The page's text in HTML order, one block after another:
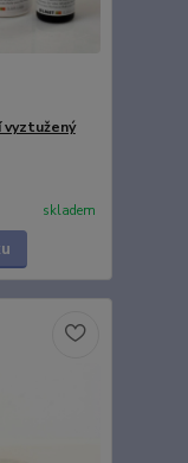
vyztužený
skladem